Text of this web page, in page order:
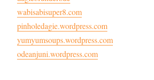
wabisabisuper8.com
pinholedagie.wordpress.com
yumyumsoups.wordpress.com
odeanjuni.wordpress.com